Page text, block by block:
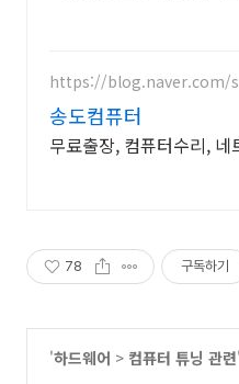
https://blog.naver.com/
송도컴퓨터
무료출장, 컴퓨터수리, 네
78 구독하기
'하드웨어 > 컴퓨터 튜닝 관련